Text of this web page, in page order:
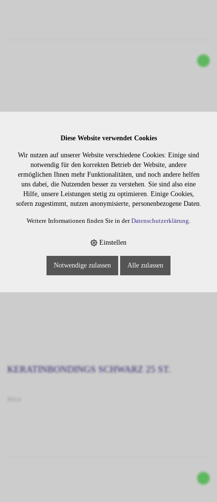
KERATINBONDINGS TRANSP. 25ST.
KERATINBONDINGS SCHWARZ 25 ST.
Diese Website verwendet Cookies
Wir nutzen auf unserer Website verschiedene Cookies: Einige sind
notwendig für den korrekten Betrieb der Website, andere
ermöglichen Ihnen mehr Funktionalitäten, und noch andere helfen
uns dabei, die Nutzenden besser zu verstehen. Sie sind also eine
Hilfe, unsere Leistungen stetig zu optimieren. Einige Cookies,
sofern zugestimmt, nutzen anonymisierte, personenbezogene Daten.
Weitere Informationen finden Sie in derDatenschutzerklärung.
Einstellen
Notwendige zulassen Alle zulassen